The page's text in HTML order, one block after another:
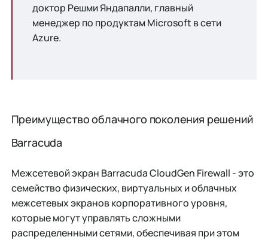
доктор Решми Яндапалли, главный
менеджер по продуктам Microsoft в сети
Azure.
Преимущество облачного поколения решений
Barracuda
Межсетевой экран Barracuda CloudGen Firewall - это
семейство физических, виртуальных и облачных
межсетевых экранов корпоративного уровня,
которые могут управлять сложными
распределенными сетями, обеспечивая при этом